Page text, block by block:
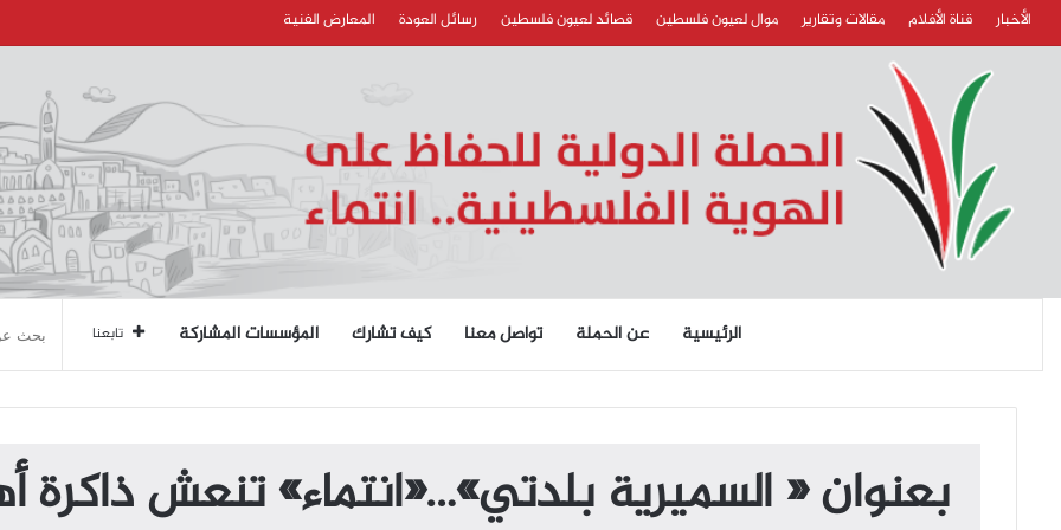
الأخبار قناة الأفلام مقالات وتقارير موال لعيون فلسطين قصائد لعيون فلسطين رسائل العودة المعارض الفنية
الرئيسية عن الحملة تواصل معنا كيف تشارك المؤسسات المشاركة تابعنا
بعنوان « السميرية بلدتي»…«انتماء» تنعش ذاكرة